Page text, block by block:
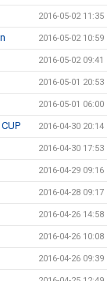
2016-05-02 11:35
2016-05-02 10:59
2016-05-02 09:41
2016-05-01 20:53
2016-05-01 06:00
2016-04-30 20:14
2016-04-30 17:53
2016-04-29 09:16
2016-04-28 09:17
2016-04-26 14:58
2016-04-26 10:08
2016-04-26 09:39